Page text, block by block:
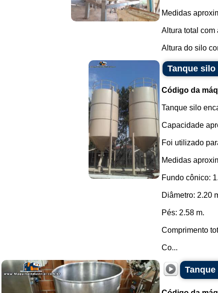
Medidas
Altura total com
Altura do silo
Tanque
Código da
Tanque silo
Capacidade
Foi utilizado
Medidas
Fundo cônico:
Diâmetro: 2.20
Pés: 2.58 m.
Comprimento
Co...